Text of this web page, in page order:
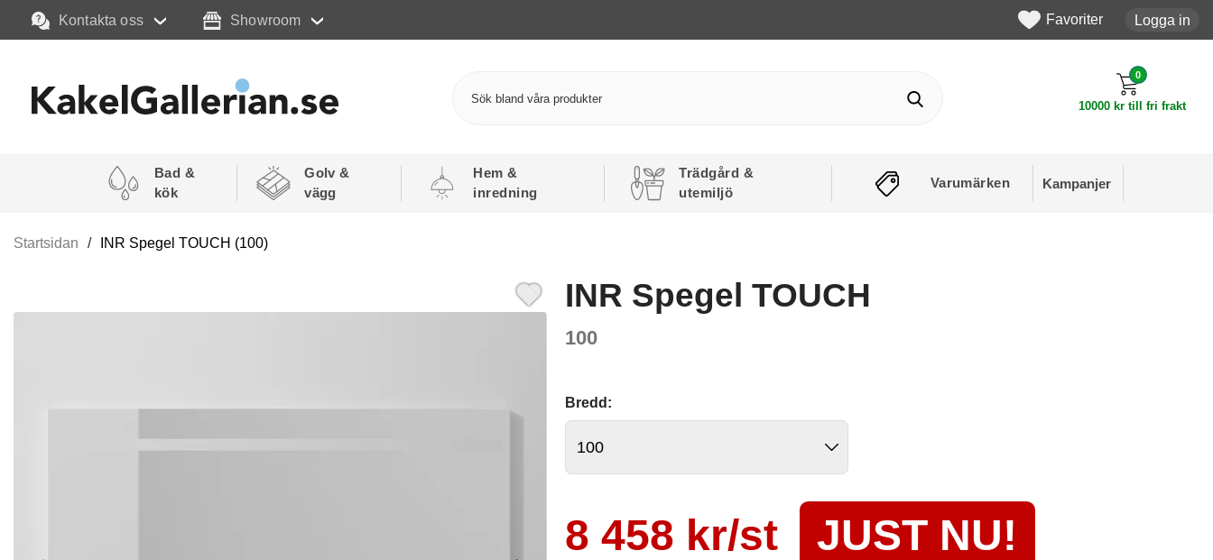
Kontakta oss Showroom Favoriter Logga in
0
10000 kr till fri frakt
Bad &
kök
Golv &
vägg
Hem &
inredning
Trädgård &
utemiljö
Varumärken Kampanjer
Startsidan INR Spegel TOUCH (100)
INR Spegel TOUCH
100
Bredd:
8 458 kr/st JUST NU!